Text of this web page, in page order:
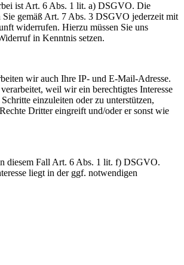
ist Art. 6 Abs. 1 lit. a) DSGVO. Die
gemäß Art. 7 Abs. 3 DSGVO jederzeit mit
widerrufen. Hierzu müssen Sie uns
in Kenntnis setzen.
wir auch Ihre IP- und E-Mail-Adresse.
weil wir ein berechtigtes Interesse
einzuleiten oder zu unterstützen,
Dritter eingreift und/oder er sonst wie
diesem Fall Art. 6 Abs. 1 lit. f) DSGVO.
liegt in der ggf. notwendigen